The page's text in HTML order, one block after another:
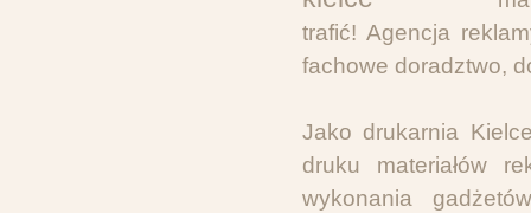
trafić! Agencja
fachowe doradztwo,
Jako drukarnia
druku materiałów
wykonania